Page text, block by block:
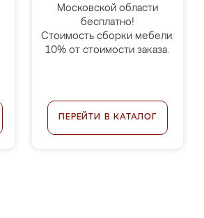
Московской области
бесплатно!
Стоимость сборки мебели:
10% от стоимости заказа.
ПЕРЕЙТИ В КАТАЛОГ